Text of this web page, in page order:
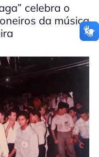
celebra o
da música